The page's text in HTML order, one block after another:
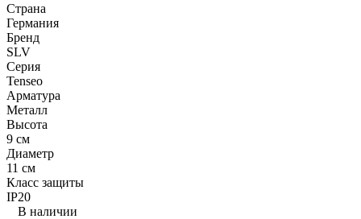
Страна
Германия
Бренд
SLV
Серия
Tenseo
Арматура
Металл
Высота
9 см
Диаметр
11 см
Класс защиты
IP20
В наличии